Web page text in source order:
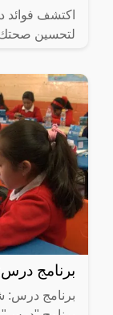
اكتشف فوائد
لتحسين
برنامج
برنامج درس: